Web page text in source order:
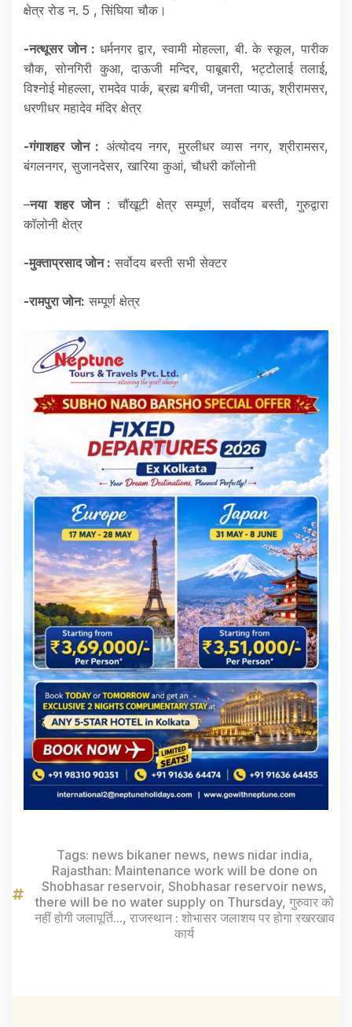
क्षेत्र रोड न. 5 , सिंघिया चौक।
-नत्थूसर जोन : धर्मनगर द्वार, स्वामी मोहल्ला, बी. के स्कूल, पारीक
चौक, सोनगिरी कुआ, दाऊजी मन्दिर, पाबूबारी, भट्टोलाई तलाई,
विश्नोई मोहल्ला, रामदेव पार्क, ब्रह्म बगीची, जनता प्याऊ, श्रीरामसर,
धरणीधर महादेव मंदिर क्षेत्र
-गंगाशहर जोन : अंत्योदय नगर, मुरलीधर व्यास नगर, श्रीरामसर,
बंगलनगर, सुजानदेसर, खारिया कुआं, चौधरी कॉलोनी
–नया शहर जोन: चौंखूटी क्षेत्र सम्पूर्ण, सर्वोदय बस्ती, गुरुद्वारा
कॉलोनी क्षेत्र
-मुक्ताप्रसाद जोन : सर्वोदय बस्ती सभी सेक्टर
-रामपुरा जोन: सम्पूर्ण क्षेत्र
Tags: news bikaner news, news nidar india,
Rajasthan: Maintenance work will be done on
Shobhasar reservoir, Shobhasar reservoir news,
there will be no water supply on Thursday, गुरुवार को
नहीं होगी जलापूर्ति..., राजस्थान : शोभासर जलाशय पर होगा रखरखाव
कार्य